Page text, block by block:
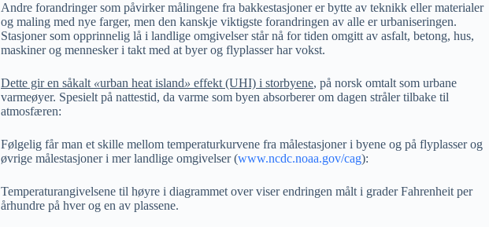
Andre forandringer som påvirker målingene fra bakkestasjoner er bytte av teknikk eller materialer
og maling med nye farger, men den kanskje viktigste forandringen av alle er urbaniseringen.
Stasjoner som opprinnelig lå i landlige omgivelser står nå for tiden omgitt av asfalt, betong, hus,
maskiner og mennesker i takt med at byer og flyplasser har vokst.
Dette gir en såkalt «urban heat island» effekt (UHI) i storbyene, på norsk omtalt som urbane
varmeøyer. Spesielt på nattestid, da varme som byen absorberer om dagen stråler tilbake til
atmosfæren:
Følgelig får man et skille mellom temperaturkurvene fra målestasjoner i byene og på flyplasser og
øvrige målestasjoner i mer landlige omgivelser (www.ncdc.noaa.gov/cag):
Temperaturangivelsene til høyre i diagrammet over viser endringen målt i grader Fahrenheit per
århundre på hver og en av plassene.